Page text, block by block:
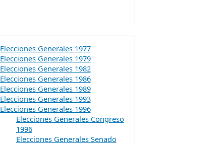
Elecciones Generales 1977
Elecciones Generales 1979
Elecciones Generales 1982
Elecciones Generales 1986
Elecciones Generales 1989
Elecciones Generales 1993
Elecciones Generales 1996
Elecciones Generales Congreso
1996
Elecciones Generales Senado